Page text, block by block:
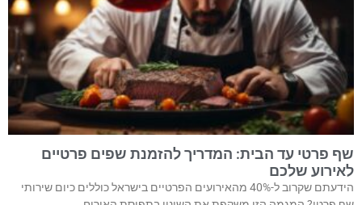
שף פרטי עד הבית: המדריך להזמנת שפים פרטיים
לאירוע שלכם
הידעתם שקרוב ל-40% מהאירועים הפרטיים בישראל כוללים כיום שירותי